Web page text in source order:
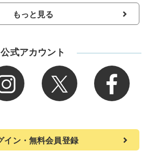
もっと見る
公式アカウント
イン・無料会員登録